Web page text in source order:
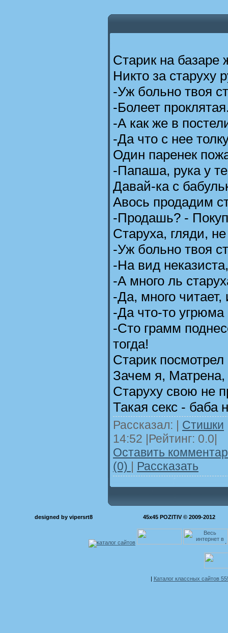
Старик на базаре
Никто за старуху
-Уж больно твоя
-Болеет
-А как же в
-Да что с нее
Один паренек
-Папаша, рука у
Давай-ка с
Авось продадим
-Продашь? -
Старуха, гляди,
-Уж больно твоя
-На вид
-А много ль
-Да, много читает,
-Да что-то угрюма
-Сто грамм
тогда!
Старик
Зачем я,
Старуху свою не
Такая секс - баба
Рассказал: | Стишки
14:52 |Рейтинг: 0.0|
Оставить
(0) | Рассказать
designed by vipersrt8 45x45 POZITIV © 2009-2012
Каталог классных сайтов